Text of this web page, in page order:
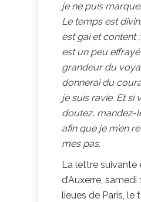
je ne puis
Le temps est
est gai et content
est un peu
grandeur du
donnerai du
je suis ravie. Et si
doutez, mandez-
afin que je m’en
mes pas.
La lettre suivante
d’Auxerre, samedi
lieues de Paris, le